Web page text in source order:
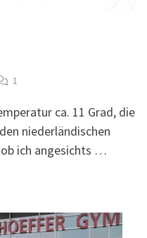
1
ca. 11 Grad, die
niederländischen
ob ich angesichts …